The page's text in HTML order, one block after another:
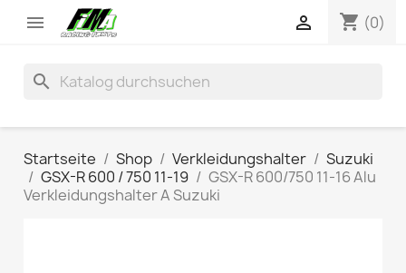
 shopping_cart (0)

search
Startseite Shop Verkleidungshalter
Suzuki
GSX-R 600 / 750 11-19
GSX-R 600/750 11-16 Alu
Verkleidungshalter A Suzuki